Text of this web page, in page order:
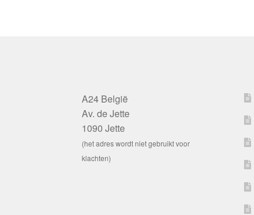
A24 België
Av. de Jette
1090 Jette
(het adres wordt niet gebruikt voor
klachten)